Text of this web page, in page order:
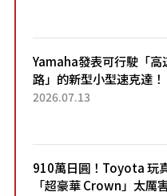
Yamaha發表可行駛「高
路」的新型小型速克達
能享受超強勁「渦輪感」
2026.07.13
910萬日圓！Toyota 玩
「超豪華 Crown」太厲